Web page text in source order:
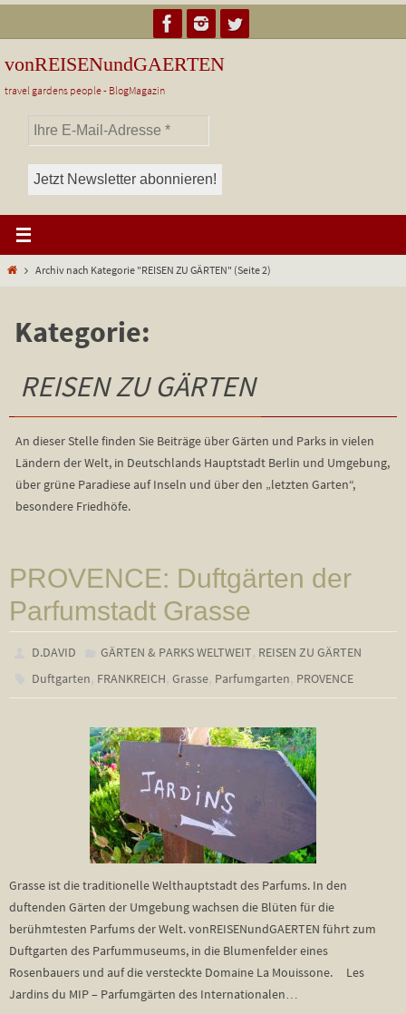
Inhalt
springen
vonREISENundGAERTEN
travel gardens people - BlogMagazin
StartArchiv nach Kategorie "REISEN ZU GÄRTEN" (Seite 2)
Kategorie:
REISEN ZU GÄRTEN
An dieser Stelle finden Sie Beiträge über Gärten und Parks in vielen
Ländern der Welt, in Deutschlands Hauptstadt Berlin und Umgebung,
über grüne Paradiese auf Inseln und über den „letzten Garten“,
besondere Friedhöfe.
PROVENCE: Duftgärten der
Parfumstadt Grasse
D.DAVID GÄRTEN & PARKS WELTWEIT, REISEN ZU GÄRTEN
Duftgarten, FRANKREICH,Grasse, Parfumgarten, PROVENCE
Grasse ist die traditionelle Welthauptstadt des Parfums. In den
duftenden Gärten der Umgebung wachsen die Blüten für die
berühmtesten Parfums der Welt. vonREISENundGAERTEN führt zum
Duftgarten des Parfummuseums, in die Blumenfelder eines
Rosenbauers und auf die versteckte Domaine La Mouissone. Les
Jardins du MIP – Parfumgärten des Internationalen…